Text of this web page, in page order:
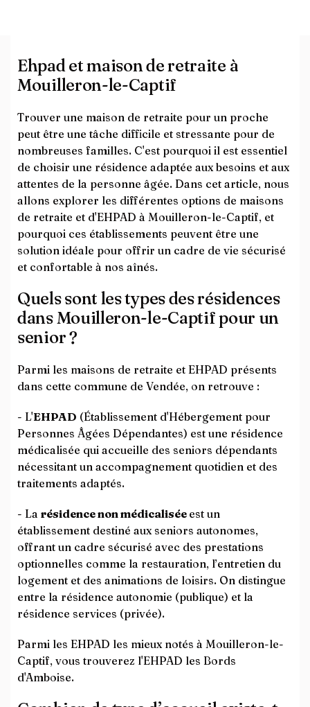
Ehpad et maison de retraite à
Mouilleron-le-Captif
Trouver une maison de retraite pour un proche
peut être une tâche difficile et stressante pour de
nombreuses familles. C'est pourquoi il est essentiel
de choisir une résidence adaptée aux besoins et aux
attentes de la personne âgée. Dans cet article, nous
allons explorer les différentes options de maisons
de retraite et d'EHPAD à Mouilleron-le-Captif, et
pourquoi ces établissements peuvent être une
solution idéale pour offrir un cadre de vie sécurisé
et confortable à nos aînés.
Quels sont les types des résidences
dans Mouilleron-le-Captif pour un
senior ?
Parmi les maisons de retraite et EHPAD présents
dans cette commune de Vendée, on retrouve :
- L'EHPAD (Établissement d'Hébergement pour
Personnes Âgées Dépendantes) est une résidence
médicalisée qui accueille des seniors dépendants
nécessitant un accompagnement quotidien et des
traitements adaptés.
- La résidence non médicalisée est un
établissement destiné aux seniors autonomes,
offrant un cadre sécurisé avec des prestations
optionnelles comme la restauration, l’entretien du
logement et des animations de loisirs. On distingue
entre la résidence autonomie (publique) et la
résidence services (privée).
Parmi les EHPAD les mieux notés à Mouilleron-le-
Captif, vous trouverez l'EHPAD les Bords
d'Amboise.